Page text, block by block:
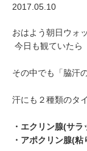
2017.05.10
おはよう朝日ウォ
今日も観ていたら
その中でも「脇汗
汗にも２種類のタ
・エクリン腺(サ
・アポクリン腺(